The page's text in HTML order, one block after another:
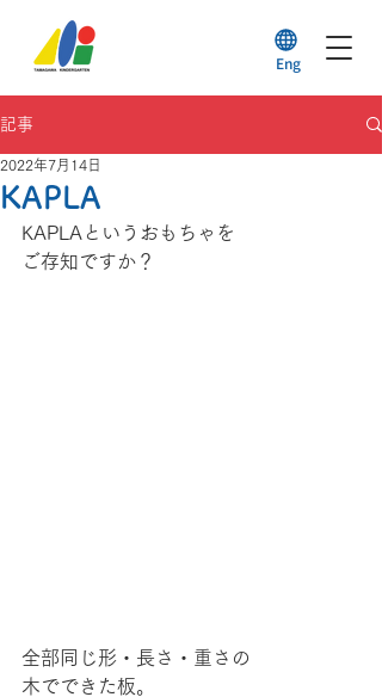
Eng
記事
KAPLA
2022年7月14日
KAPLAというおもちゃを
ご存知ですか？
全部同じ形・長さ・重さの
木でできた板。